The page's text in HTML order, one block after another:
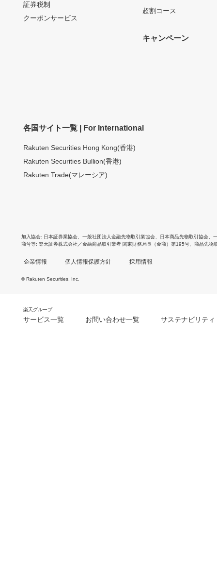
証券税制
クーポンサービス
超割コース
キャンペーン
各国サイト一覧 | For International
Rakuten Securities Hong Kong(香港)
Rakuten Securities Bullion(香港)
Rakuten Trade(マレーシア)
加入協会 日本証券業協会 一般社団法人金融先物取引業協会 日本商品先物取引協会
商号等 楽天証券株式会社／金融商品取引業者 関東財務局長（金商）第195号、商品先物
企業情報 個人情報保護方針 採用情報
© Rakuten Securities, Inc.
楽天グループ
サービス一覧 お問い合わせ一覧 サステナビリティ